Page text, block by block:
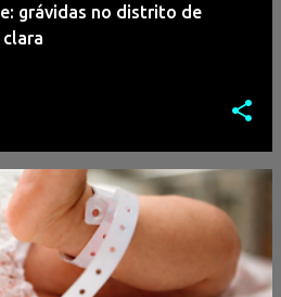
grávidas no distrito de